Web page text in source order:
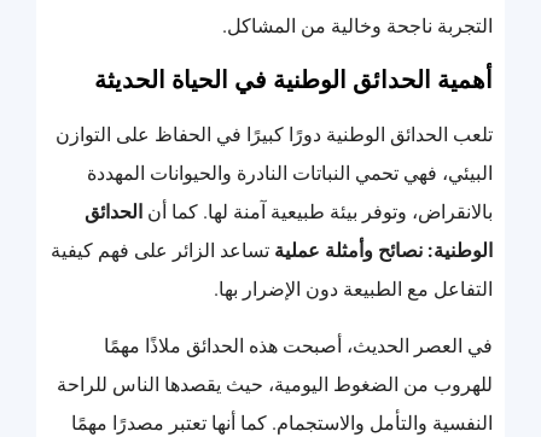
التجربة ناجحة وخالية من المشاكل.
أهمية الحدائق الوطنية في الحياة الحديثة
تلعب الحدائق الوطنية دورًا كبيرًا في الحفاظ على التوازن
البيئي، فهي تحمي النباتات النادرة والحيوانات المهددة
بالانقراض، وتوفر بيئة طبيعية آمنة لها. كما أن الحدائق
الوطنية: نصائح وأمثلة عملية تساعد الزائر على فهم كيفية
التفاعل مع الطبيعة دون الإضرار بها.
في العصر الحديث، أصبحت هذه الحدائق ملاذًا مهمًا
للهروب من الضغوط اليومية، حيث يقصدها الناس للراحة
النفسية والتأمل والاستجمام. كما أنها تعتبر مصدرًا مهمًا